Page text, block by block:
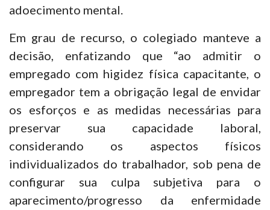
adoecimento mental.
Em grau de recurso, o colegiado manteve a
decisão, enfatizando que “ao admitir o
empregado com higidez física capacitante, o
empregador tem a obrigação legal de envidar
os esforços e as medidas necessárias para
preservar sua capacidade laboral,
considerando os aspectos físicos
individualizados do trabalhador, sob pena de
configurar sua culpa subjetiva para o
aparecimento/progresso da enfermidade